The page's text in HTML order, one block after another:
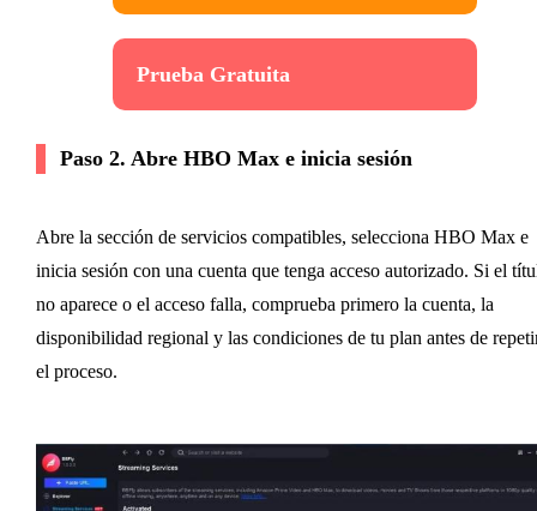
Prueba Gratuita
Paso 2. Abre HBO Max e inicia sesión
Abre la sección de servicios compatibles, selecciona HBO Max e
inicia sesión con una cuenta que tenga acceso autorizado. Si el
no aparece o el acceso falla, comprueba primero la cuenta, la
disponibilidad regional y las condiciones de tu plan antes de
el proceso.